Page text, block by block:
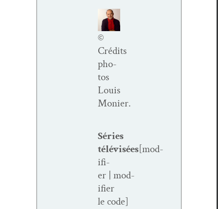
©
Crédits
pho­
tos
Louis
Monier.
Séries
télévisées[mod­
i­fi­
er | mod­
i­fi­er
le code]